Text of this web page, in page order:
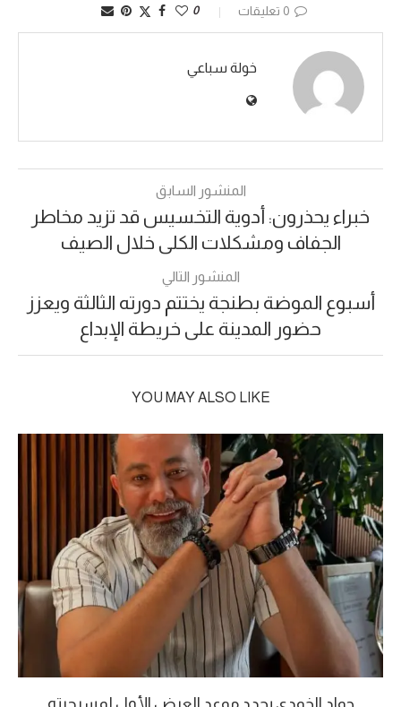
0 تعليقات 0
خولة سباعي
المنشور السابق
خبراء يحذرون: أدوية التخسيس قد تزيد مخاطر
الجفاف ومشكلات الكلى خلال الصيف
المنشور التالي
أسبوع الموضة بطنجة يختتم دورته الثالثة ويعزز
حضور المدينة على خريطة الإبداع
YOU MAY ALSO LIKE